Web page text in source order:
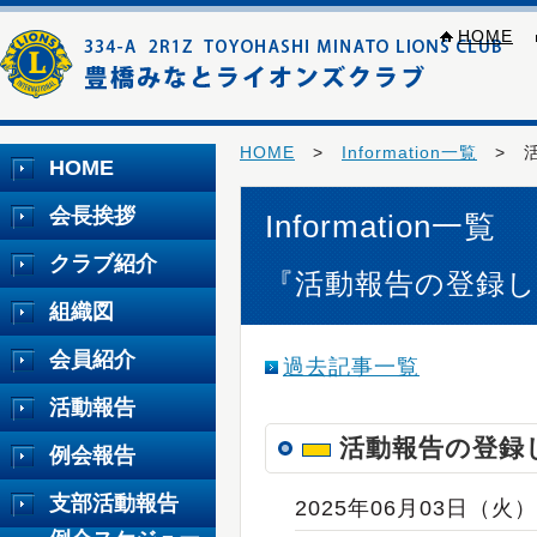
HOME
HOME > Information一覧 > 活
Information一覧
『活動報告の登録
過去記事一覧
活動報告の登録
2025年06月03日（火
HOME
会長挨拶
クラブ紹介
組織図
会員紹介
活動報告
例会報告
支部活動報告